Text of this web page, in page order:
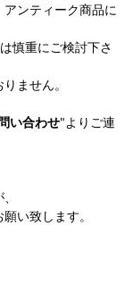
ンティーク商品に
慎重にご検討下さ
ません。
い合わせ"よりご連
い致します。